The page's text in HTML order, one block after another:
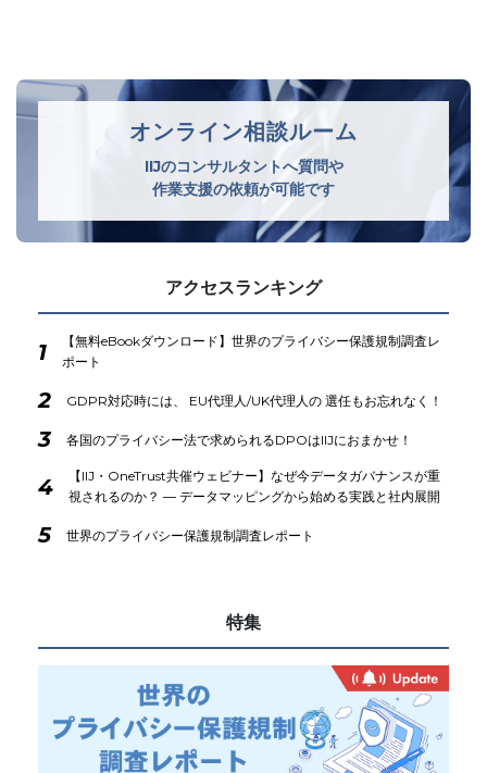
オンライン相談ルーム
IIJのコンサルタントへ質問や
作業支援の依頼が可能です
アクセスランキング
1
【無料eBookダウンロード】世界のプライバシー保護規制調査レ
ポート
2 GDPR対応時には、 EU代理人/UK代理人の 選任もお忘れなく！
3 各国のプライバシー法で求められるDPOはIIJにおまかせ！
4
【IIJ・OneTrust共催ウェビナー】なぜ今データガバナンスが重
視されるのか？ ― データマッピングから始める実践と社内展開
5 世界のプライバシー保護規制調査レポート
特集